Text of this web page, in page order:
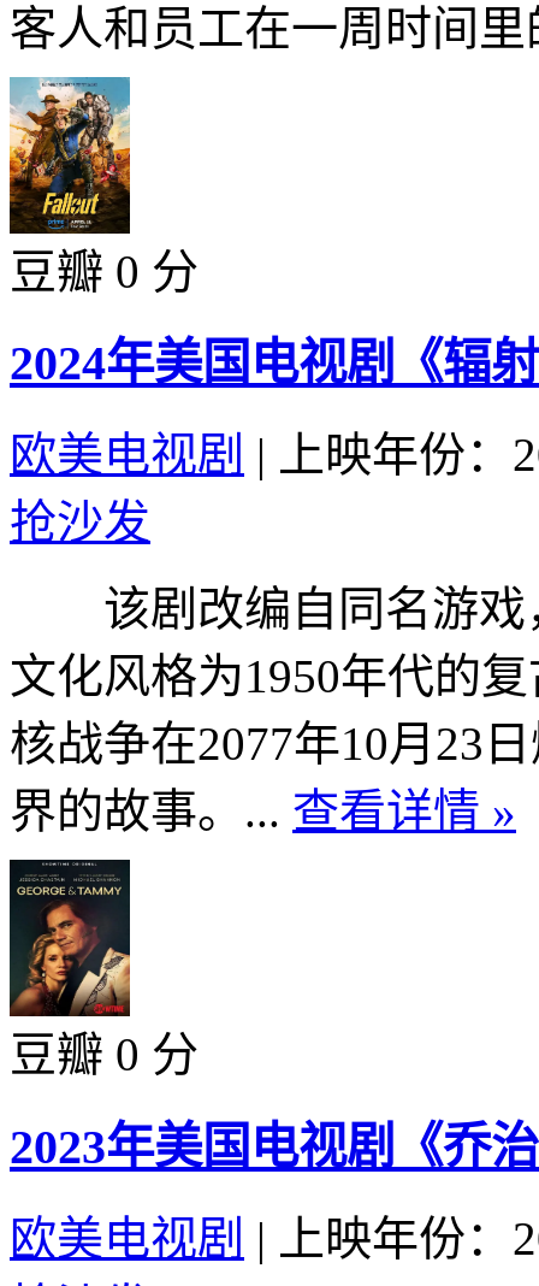
客人和员工在一周时间
豆瓣 0 分
2024年美国电视剧《辐
欧美电视剧 |
上映年份：
抢沙发
该剧改编自同名游戏
文化风格为1950年代的
核战争在2077年10月23
界的故事。... 查看详情 »
豆瓣 0 分
2023年美国电视剧《乔
欧美电视剧 |
上映年份：